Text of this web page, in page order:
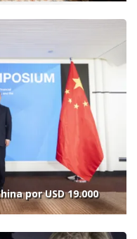
por USD 19.000